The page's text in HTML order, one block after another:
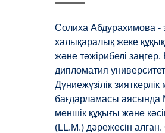
Солиха Абдурахимова -
халықаралық жеке
және тәжірибелі
дипломатия
Дүниежүзілік
бағдарламасы аясында
меншік құқығы және
(LL.M.) дәрежесін